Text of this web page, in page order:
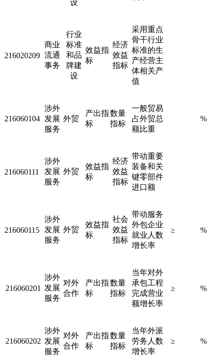
设
216020209
商业
流通
事务
行业
标准
和品
牌建
设
效益指
标
经济
效益
指标
采用重点
骨干行业
标准的生
产经营主
体相关产
值
216060104
涉外
发展
服务
外贸
产出指
标
数量
指标
一般贸易
占外贸总
额比重
%
216060111
涉外
发展
服务
外贸
效益指
标
经济
效益
指标
带动重要
装备和关
键零部件
进口额
216060115
涉外
发展
服务
外贸
效益指
标
社会
效益
指标
带动服务
外包企业
就业人数
增长率
≥ %
216060201
涉外
发展
服务
对外
合作
产出指
标
数量
指标
当年对外
承包工程
完成营业
额增长率
≥ %
216060202
涉外
发展
服务
对外
合作
产出指
标
数量
指标
当年外派
劳务人数
增长率
≥ %